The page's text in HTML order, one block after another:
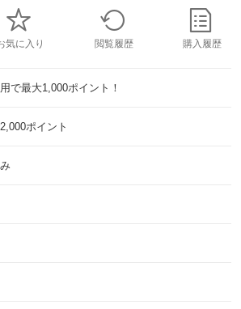
気に入り 閲覧履歴 購入履歴
で最大1,000ポイント！
ポイント